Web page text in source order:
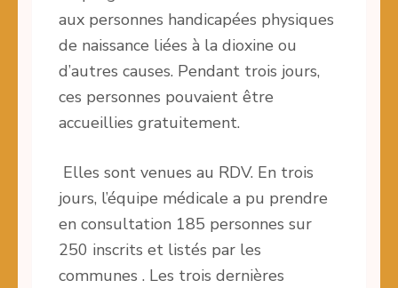
aux personnes handicapées physiques
de naissance liées à la dioxine ou
d’autres causes. Pendant trois jours,
ces personnes pouvaient être
accueillies gratuitement.
Elles sont venues au RDV. En trois
jours, l’équipe médicale a pu prendre
en consultation 185 personnes sur
250 inscrits et listés par les
communes . Les trois dernières